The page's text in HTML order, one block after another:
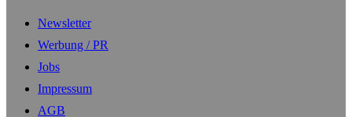
Newsletter
Werbung / PR
Jobs
Impressum
AGB